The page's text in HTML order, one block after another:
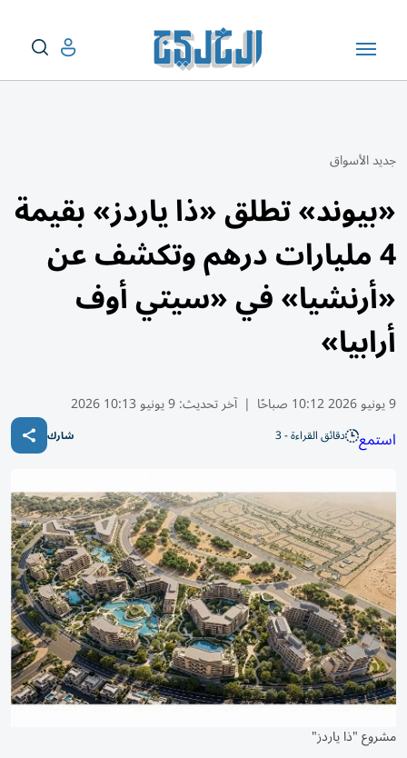
جديد الأسواق
«بيوند» تطلق «ذا ياردز» بقيمة
4 مليارات درهم وتكشف عن
«أرنشيا» في «سيتي أوف
أرابيا»
9 يونيو 2026 10:12 صباحًا | آخر تحديث:9 يونيو 10:13 2026
استمع دقائق القراءة - 3 شارك
مشروع "ذا ياردز"